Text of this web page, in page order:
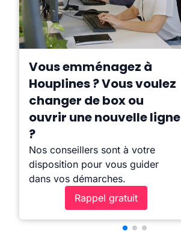
Vous emménagez à
Houplines ? Vous voulez
changer de box ou
ouvrir une nouvelle ligne
?
Nos conseillers sont à votre
disposition pour vous guider
dans vos démarches.
Rappel gratuit